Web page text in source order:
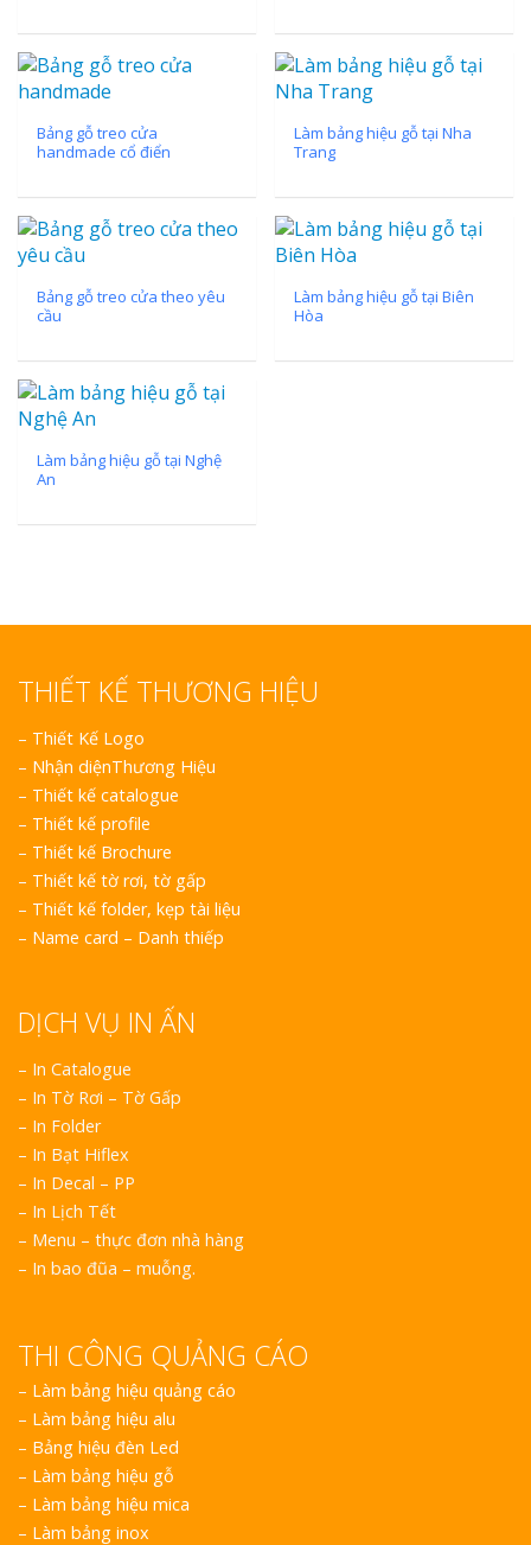
Bảng gỗ treo cửa
handmade cổ điển
Làm bảng hiệu gỗ tại Nha
Trang
Bảng gỗ treo cửa theo yêu
cầu
Làm bảng hiệu gỗ tại Biên
Hòa
Làm bảng hiệu gỗ tại Nghệ
An
THIẾT KẾ THƯƠNG HIỆU
– Thiết Kế Logo
– Nhận diệnThương Hiệu
– Thiết kế catalogue
– Thiết kế profile
– Thiết kế Brochure
– Thiết kế tờ rơi, tờ gấp
– Thiết kế folder, kẹp tài liệu
– Name card – Danh thiếp
DỊCH VỤ IN ẤN
– In Catalogue
– In Tờ Rơi – Tờ Gấp
– In Folder
– In Bạt Hiflex
– In Decal – PP
– In Lịch Tết
– Menu – thực đơn nhà hàng
– In bao đũa – muỗng.
THI CÔNG QUẢNG CÁO
– Làm bảng hiệu quảng cáo
– Làm bảng hiệu alu
– Bảng hiệu đèn Led
– Làm bảng hiệu gỗ
– Làm bảng hiệu mica
– Làm bảng inox